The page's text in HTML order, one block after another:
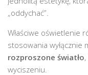
„oddychać”.
Właściwe oświetlenie
stosowania wyłącznie
rozproszone światło
wyciszeniu.